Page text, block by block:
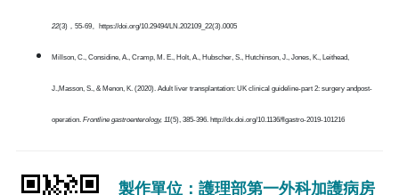
22(3)，55-69。https://doi.org/10.29494/LN.202109_22(3).0005
Millson, C., Considine, A., Cramp, M. E., Holt, A., Hubscher, S., Hutchinson, J., Jones, K., Leithead,
J.,Masson, S., & Menon, K. (2020). Adult liver transplantation: UK clinical guideline-part 2: surgery andpost-
operation. Frontline gastroenterology, 11(5), 385-396. http://dx.doi.org/10.1136/flgastro-2019-101216
製作單位：護理部第一外科加護病房